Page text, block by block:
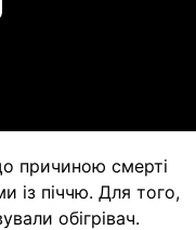
причиною смерті
із піччю. Для того,
обігрівач.